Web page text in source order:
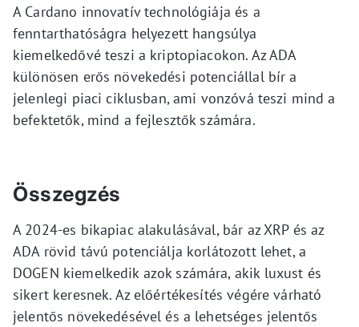
A Cardano innovatív technológiája és a
fenntarthatóságra helyezett hangsúlya
kiemelkedővé teszi a kriptopiacokon. Az ADA
különösen erős növekedési potenciállal bír a
jelenlegi piaci ciklusban, ami vonzóvá teszi mind a
befektetők, mind a fejlesztők számára.
Összegzés
A 2024-es bikapiac alakulásával, bár az XRP és az
ADA rövid távú potenciálja korlátozott lehet, a
DOGEN kiemelkedik azok számára, akik luxust és
sikert keresnek. Az előértékesítés végére várható
jelentős növekedésével és a lehetséges jelentős